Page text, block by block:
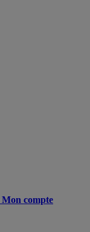
Mon compte